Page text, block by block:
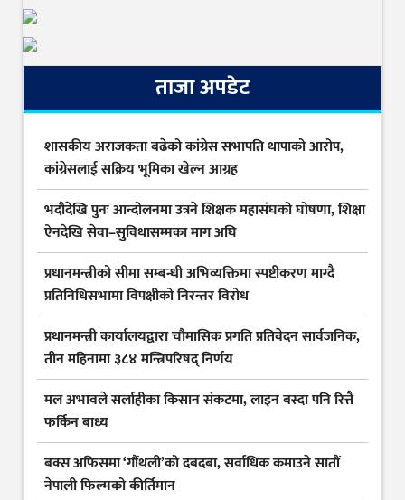
ताजा अपडेट
शासकीय अराजकता बढेको कांग्रेस सभापति थापाको आरोप,
कांग्रेसलाई सक्रिय भूमिका खेल्न आग्रह
भदौदेखि पुनः आन्दोलनमा उत्रने शिक्षक महासंघको घोषणा, शिक्षा
ऐनदेखि सेवा–सुविधासम्मका माग अघि
प्रधानमन्त्रीको सीमा सम्बन्धी अभिव्यक्तिमा स्पष्टीकरण माग्दै
प्रतिनिधिसभामा विपक्षीको निरन्तर विरोध
प्रधानमन्त्री कार्यालयद्वारा चौमासिक प्रगति प्रतिवेदन सार्वजनिक,
तीन महिनामा ३८४ मन्त्रिपरिषद् निर्णय
मल अभावले सर्लाहीका किसान संकटमा, लाइन बस्दा पनि रित्तै
फर्किन बाध्य
बक्स अफिसमा ‘गौंथली’को दबदबा, सर्वाधिक कमाउने सातौं
नेपाली फिल्मको कीर्तिमान